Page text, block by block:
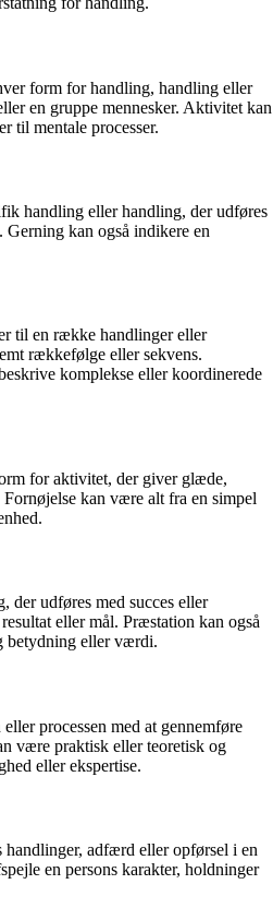
form for handling, handling eller
en gruppe mennesker. Aktivitet kan
til mentale processer.
handling eller handling, der udføres
kan også indikere en
til en række handlinger eller
rækkefølge eller sekvens.
komplekse eller koordinerede
for aktivitet, der giver glæde,
kan være alt fra en simpel
der udføres med succes eller
eller mål. Præstation kan også
betydning eller værdi.
processen med at gennemføre
være praktisk eller teoretisk og
eller ekspertise.
handlinger, adfærd eller opførsel i en
en persons karakter, holdninger